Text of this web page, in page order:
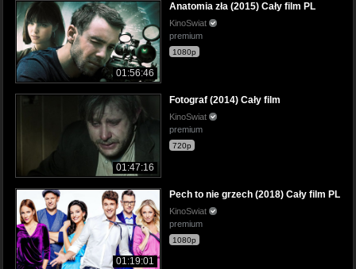
01:56:46
Anatomia zła (2015) Cały film PL
KinoSwiat
premium
1080p
01:47:16
Fotograf (2014) Cały film
KinoSwiat
premium
720p
01:19:01
Pech to nie grzech (2018) Cały film PL
KinoSwiat
premium
1080p